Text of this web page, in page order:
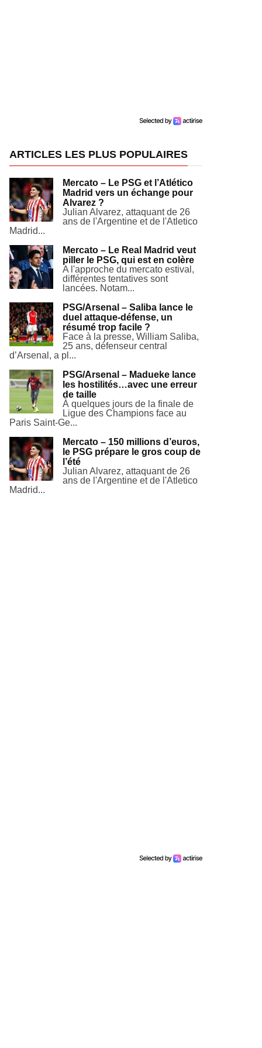
ARTICLES LES PLUS POPULAIRES
Mercato – Le PSG et l’Atlético
Madrid vers un échange pour
Alvarez ?
Julian Alvarez, attaquant de 26
ans de l'Argentine et de l'Atletico
Madrid...
Mercato – Le Real Madrid veut
piller le PSG, qui est en colère
A l'approche du mercato estival,
différentes tentatives sont
lancées. Notam...
PSG/Arsenal – Saliba lance le
duel attaque-défense, un
résumé trop facile ?
Face à la presse, William Saliba,
25 ans, défenseur central
d’Arsenal, a pl...
PSG/Arsenal – Madueke lance
les hostilités…avec une erreur
de taille
À quelques jours de la finale de
Ligue des Champions face au
Paris Saint-Ge...
Mercato – 150 millions d’euros,
le PSG prépare le gros coup de
l’été
Julian Alvarez, attaquant de 26
ans de l'Argentine et de l'Atletico
Madrid...